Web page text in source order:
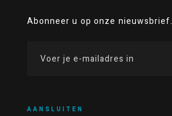
Abonneer u op onze nieuwsbrief.
AANSLUITEN